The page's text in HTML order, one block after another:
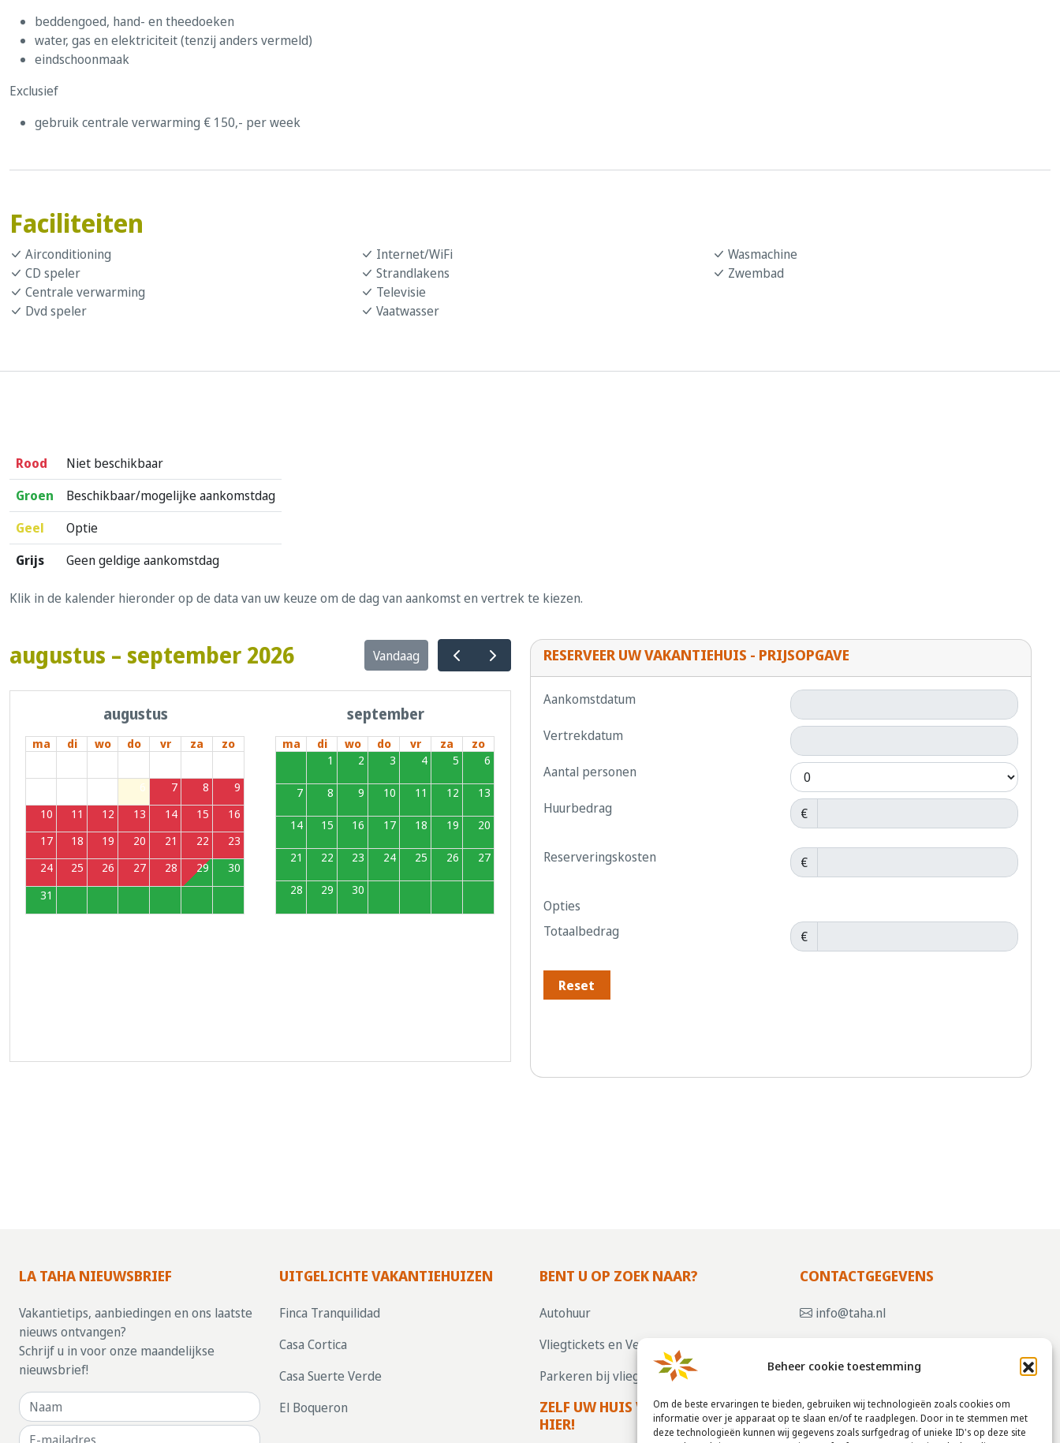
Beheer cookie toestemming
Om de beste ervaringen te bieden, gebruiken wij technologieën zoals cookies om
informatie over je apparaat op te slaan en/of te raadplegen. Door in te stemmen met
deze technologieën kunnen wij gegevens zoals surfgedrag of unieke ID's op deze site
beddengoed, hand- en theedoeken
water, gas en elektriciteit (tenzij anders vermeld)
eindschoonmaak
Exclusief
gebruik centrale verwarming € 150,- per week
Faciliteiten
Airconditioning
CD speler
Centrale verwarming
Dvd speler
Internet/WiFi
Strandlakens
Televisie
Vaatwasser
Wasmachine
Zwembad
Rood
Niet beschikbaar
Groen
Beschikbaar/mogelijke aankomstdag
Geel
Optie
Grijs
Geen geldige aankomstdag
Klik in de kalender hieronder op de data van uw keuze om de dag van aankomst en vertrek te kiezen.
augustus – september 2026 Vandaag
augustus
ma di wo do vr za
zo
6 7 8
9
10
11 12 13 14 15
16
17
18 19 20 21 22
23
24
25 26 27 28 29
30
31
september
ma di wo do vr za
zo
1 2 3 4 5 6
7 8 9 10 11 12 13
14 15 16 17 18 19 20
21 22 23 24 25 26 27
28 29 30
RESERVEER UW VAKANTIEHUIS - PRIJSOPGAVE
Aankomstdatum
Vertrekdatum
Aantal personen
Huurbedrag €
Reserveringskosten €
Opties
Totaalbedrag
€
Reset
LA TAHA NIEUWSBRIEF
Vakantietips, aanbiedingen en ons laatste
nieuws ontvangen?
Schrijf u in voor onze maandelijkse
nieuwsbrief!
UITGELICHTE VAKANTIEHUIZEN
Finca Tranquilidad
Casa Cortica
Casa Suerte Verde
El Boqueron
BENT U OP ZOEK NAAR?
Autohuur
Vliegtickets en Verzekering
Parkeren bij vliegvelden
ZELF UW HUIS VERHUREN, KLIK
HIER!
CONTACTGEGEVENS
info@taha.nl